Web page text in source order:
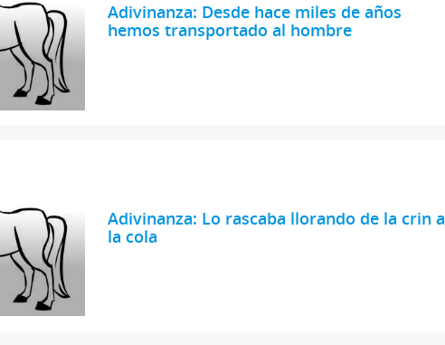
Adivinanza: Desde hace miles de años
hemos transportado al hombre
Adivinanza: Lo rascaba llorando de la crin a
la cola